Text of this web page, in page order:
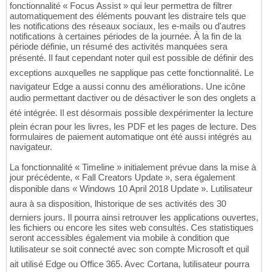
fonctionnalité « Focus Assist » qui leur permettra de filtrer
automatiquement des éléments pouvant les distraire tels que
les notifications des réseaux sociaux, les e-mails ou d'autres
notifications à certaines périodes de la journée. À la fin de la
période définie, un résumé des activités manquées sera
présenté. Il faut cependant noter quil est possible de définir des
exceptions auxquelles ne sapplique pas cette fonctionnalité. Le
navigateur Edge a aussi connu des améliorations. Une icône
audio permettant dactiver ou de désactiver le son des onglets a
été intégrée. Il est désormais possible dexpérimenter la lecture
plein écran pour les livres, les PDF et les pages de lecture. Des
formulaires de paiement automatique ont été aussi intégrés au
navigateur.
La fonctionnalité « Timeline » initialement prévue dans la mise à
jour précédente, « Fall Creators Update », sera également
disponible dans « Windows 10 April 2018 Update ». Lutilisateur
aura à sa disposition, lhistorique de ses activités des 30
derniers jours. Il pourra ainsi retrouver les applications ouvertes,
les fichiers ou encore les sites web consultés. Ces statistiques
seront accessibles également via mobile à condition que
lutilisateur se soit connecté avec son compte Microsoft et quil
ait utilisé Edge ou Office 365. Avec Cortana, lutilisateur pourra